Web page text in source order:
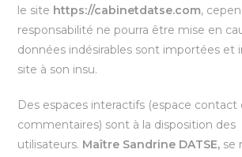
le site https://cabinetdatse.com,
responsabilité ne pourra être mise en
données indésirables sont importées et
site à son insu.
Des espaces interactifs (espace contact
commentaires) sont à la disposition des
utilisateurs. Maître Sandrine DATSE, se